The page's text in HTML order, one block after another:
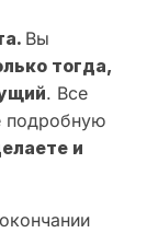
Вы
тогда,
. Все
подробную
и